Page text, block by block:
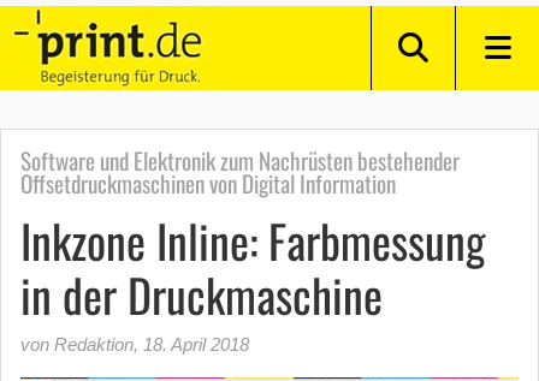
Software und Elektronik zum Nachrüsten bestehender
Offsetdruckmaschinen von Digital Information
Inkzone Inline: Farbmessung
in der Druckmaschine
von Redaktion, 18. April 2018